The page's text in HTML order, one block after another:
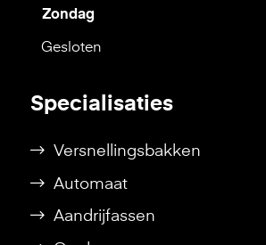
Zondag
Gesloten
Specialisaties
Versnellingsbakken
Automaat
Aandrijfassen